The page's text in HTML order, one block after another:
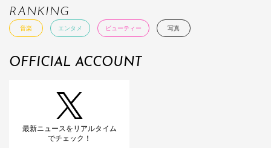
RANKING
音楽 エンタメ ビューティー 写真
OFFICIAL ACCOUNT
最新ニュースをリアルタイム
でチェック！